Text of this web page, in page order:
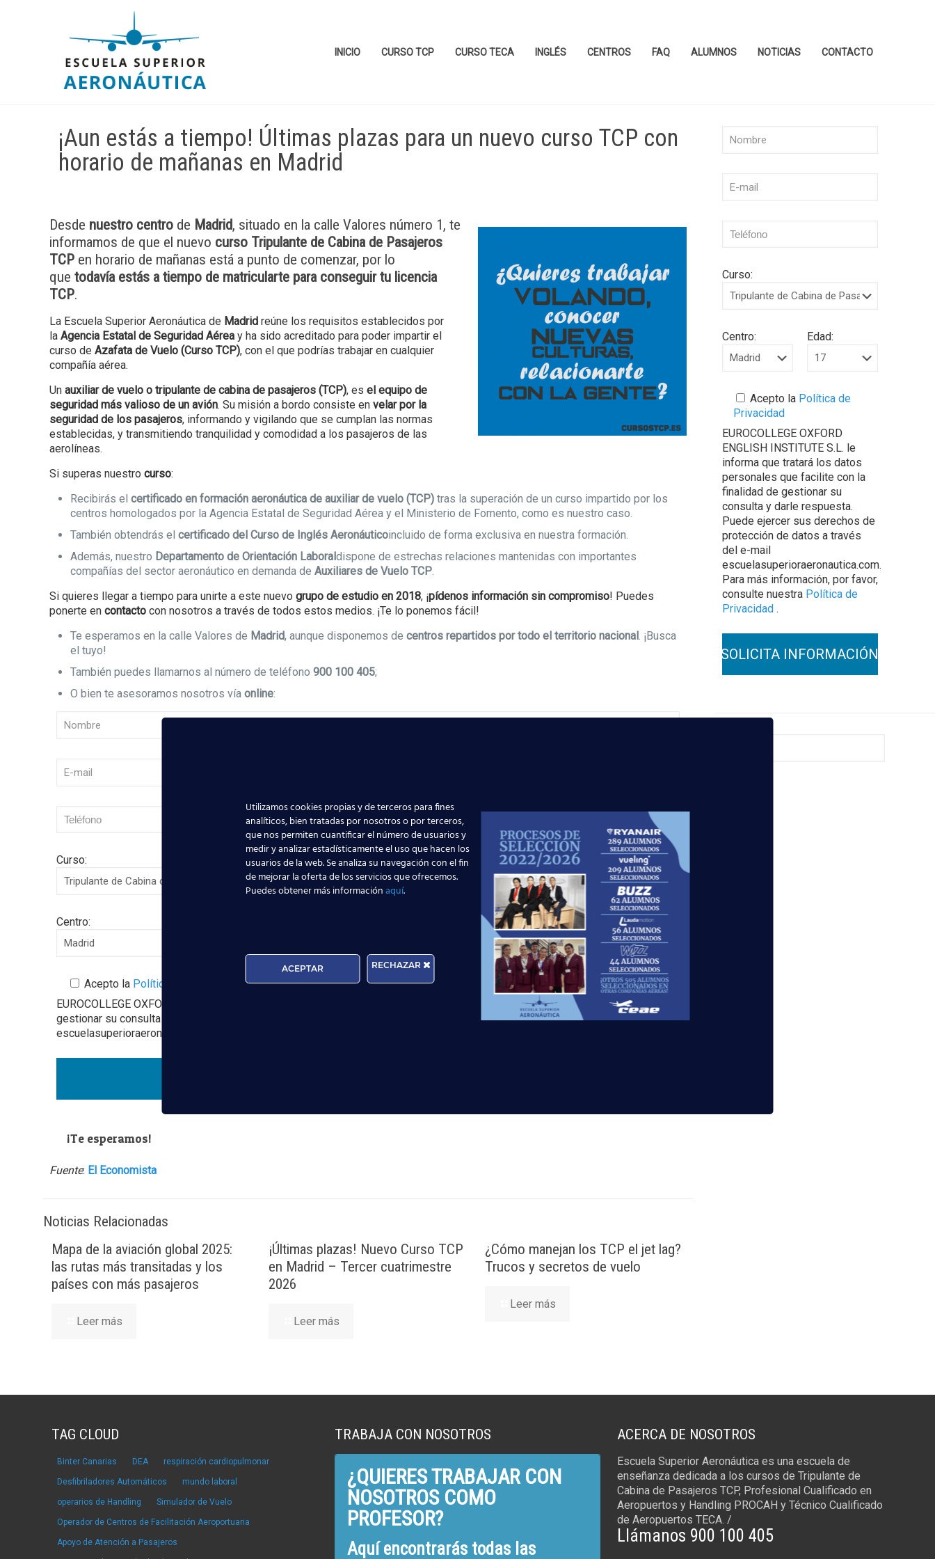
INICIO CURSO TCP CURSO TECA INGLÉS CENTROS FAQ ALUMNOS NOTICIAS CONTACTO
¡Aun estás a tiempo! Últimas plazas para un nuevo curso TCP con
horario de mañanas en Madrid
Desde nuestro centro de Madrid, situado en la calle Valores número 1, te
informamos de que el nuevo curso Tripulante de Cabina de Pasajeros
TCP en horario de mañanas está a punto de comenzar, por lo
quetodavía estás a tiempo de matricularte para conseguir tu licencia
TCP.
La Escuela Superior Aeronáutica de Madridreúne los requisitos establecidos por
laAgencia Estatal de Seguridad Aérea y ha sido acreditado para poder impartir el
curso deAzafata de Vuelo (Curso TCP), con el que podrías trabajar en cualquier
compañía aérea.
Unauxiliar de vuelo o tripulante de cabina de pasajeros (TCP), esel equipo de
seguridad más valioso de un avión. Su misión a bordo consiste envelar por la
seguridad de los pasajeros, informando y vigilando que se cumplan las normas
establecidas, y transmitiendo tranquilidad y comodidad a los pasajeros de las
aerolíneas.
Si superas nuestrocurso:
Recibirás elcertificado en formación aeronáutica de auxiliar de vuelo (TCP)tras la superación de un curso impartido por los
centros homologados por la Agencia Estatal de Seguridad Aérea y el Ministerio de Fomento, como es nuestro caso.
También obtendrás elcertificado del Curso de Inglés Aeronáuticoincluido de forma exclusiva en nuestra formación.
Además, nuestro Departamento de Orientación Laboraldispone de estrechas relaciones mantenidas con importantes
compañías del sector aeronáutico en demanda deAuxiliares de Vuelo TCP.
Si quieres llegar a tiempo para unirte a este nuevogrupo de estudio en 2018, ¡pídenos información sin compromiso! Puedes
ponerte encontacto con nosotros a través de todos estos medios. ¡Te lo ponemos fácil!
Te esperamos en la calle Valores de Madrid, aunque disponemos decentros repartidos por todo el territorio nacional. ¡Busca
el tuyo!
También puedes llamarnos al número de teléfono900 100 405;
O bien te asesoramos nosotros víaonline:
Curso:
Centro:
Acepto la Política de Privacidad
EUROCOLLEGE OXFORD ENGLISH INSTITUTE S.L. le informa que tratará los datos personales que facilite con la finalidad de
gestionar su consulta y darle respuesta. Puede ejercer sus derechos de protección de datos a través del e-mail
escuelasuperioraeronautica.com. Para más información, por favor, consulte nuestra
¡Te esperamos!
Fuente: El Economista
Noticias Relacionadas
Mapa de la aviación global 2025:
las rutas más transitadas y los
países con más pasajeros
Leer más
¡Últimas plazas! Nuevo Curso TCP
en Madrid – Tercer cuatrimestre
2026
Leer más
¿Cómo manejan los TCP el jet lag?
Trucos y secretos de vuelo
Leer más
Curso:
Centro: Edad:
Acepto laPolítica de
Privacidad
EUROCOLLEGE OXFORD
ENGLISH INSTITUTE S.L. le
informa que tratará los datos
personales que facilite con la
finalidad de gestionar su
consulta y darle respuesta.
Puede ejercer sus derechos de
protección de datos a través
del e-mail
escuelasuperioraeronautica.com.
Para más información, por favor,
consulte nuestra Política de
Privacidad .
TAG CLOUD
Binter Canarias DEA respiración cardiopulmonar
Desfibriladores Automáticos mundo laboral
operarios de Handling Simulador de Vuelo
Operador de Centros de Facilitación Aeroportuaria
Apoyo de Atención a Pasajeros
TRABAJA CON NOSOTROS
¿QUIERES TRABAJAR CON
NOSOTROS COMO
PROFESOR?
Aquí encontrarás todas las
ACERCA DE NOSOTROS
Escuela Superior Aeronáutica es una escuela de
enseñanza dedicada a los cursos de Tripulante de
Cabina de Pasajeros TCP, Profesional Cualificado en
Aeropuertos y Handling PROCAH y Técnico Cualificado
de Aeropuertos TECA. /
Llámanos 900 100 405
Utilizamos cookies propias y de terceros para fines
analíticos, bien tratadas por nosotros o por terceros,
que nos permiten cuantificar el número de usuarios y
medir y analizar estadísticamente el uso que hacen los
usuarios de la web. Se analiza su navegación con el fin
de mejorar la oferta de los servicios que ofrecemos.
Puedes obtener más informaciónaquí.
ACEPTAR RECHAZAR